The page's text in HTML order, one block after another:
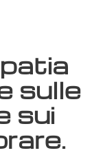
sulle
sui